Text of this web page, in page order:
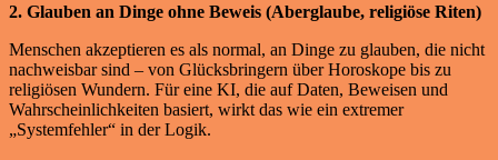
2. Glauben an Dinge ohne Beweis (Aberglaube, religiöse Riten)
Menschen akzeptieren es als normal, an Dinge zu glauben, die nicht
nachweisbar sind – von Glücksbringern über Horoskope bis zu
religiösen Wundern. Für eine KI, die auf Daten, Beweisen und
Wahrscheinlichkeiten basiert, wirkt das wie ein extremer
„Systemfehler“ in der Logik.